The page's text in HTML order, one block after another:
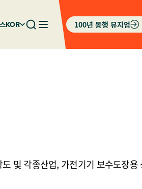
KOR 100년 동행 뮤지엄
및 각종산업, 가전기기 보수도장용